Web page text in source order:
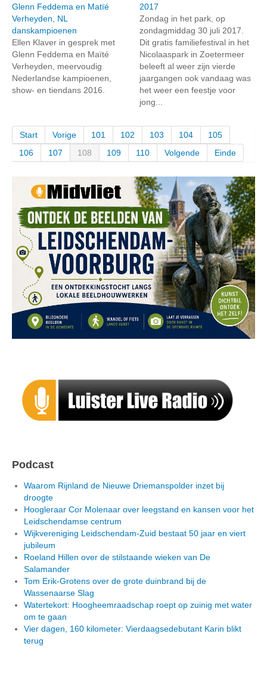
Glenn Feddema en Matïé
Verheyden, NL
danskampioenen
Ellen Klaver in gesprek met
Glenn Feddema en Maïté
Verheyden, meervoudig
Nederlandse kampioenen,
show- en tiendans 2016.
2017
Zondag in het park, op
zondagmiddag 30 juli 2017.
Dit gratis familiefestival in het
Nicolaaspark in Zoetermeer
beleeft al weer zijn vierde
jaargangen ook vandaag was
het weer een feestje voor
jong...
Start Vorige 101 102 103 104
105
106
107 108 109 110 Volgende Einde
Podcast
Waarom Rijnland de Nieuwe Driemanspolder inzet bij
droogte
Hoogleraar Cor Molenaar over leegstand en kansen voor het
Leidschendamse centrum
Wijkvereniging Leidschendam-Zuid bestaat 50 jaar en viert
jubileum
Roeland Hillen over de stilstaande wieken van De
Salamander
Tom Erik-Grotens over de grote duinbrand bij de
Wassenaarse Slag
Watertekort: Hoogheemraadschap roept op zuinig met water
om te gaan
Vier dagen, 160 kilometer: Vierdaagsedebutant Karin blikt
terug